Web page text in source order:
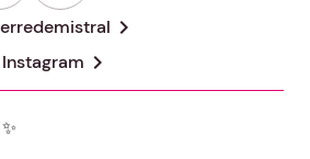
chevron_right
Instagram chevron_right